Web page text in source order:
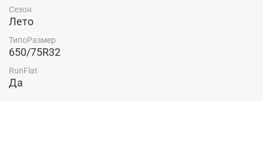
Сезон
Лето
ТипоРазмер
650/75R32
RunFlat
Да